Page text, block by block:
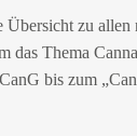
zu allen
das Thema
bis zum